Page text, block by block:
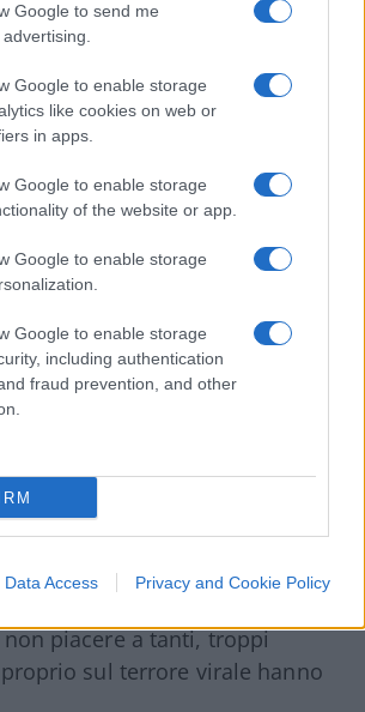
Google to send me
Google to enable storage
like cookies on web or
in apps.
Google to enable storage
of the website or app.
Google to enable storage
Google to enable storage
including authentication
fraud prevention, and other
Data Access Privacy and Cookie Policy
sanitario dominante
basandosi su solide
tra cui il Nobel
Luc
TarroeMariano Bizzarri
del coronavirus, al pari di tanti
oltre a non provocare
come i succitati numeri sulle
sembrano dimostrare, tende a
immunità naturale nella
indiretto anche nei riguardi dei
come vediamo vengono ancora
riscontro oggettivo, l’idea
possa relazionarsi con l’ultimo
una semplice influenza, così
piacere a tanti, troppi
sul terrore virale hanno